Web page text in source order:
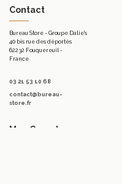
Contact
Bureau Store - Groupe Dalie's
40 bis rue des déportés
62232 Fouquereuil -
France
03 21 53 10 68
contact@bureau-
store.fr
Mon Compte